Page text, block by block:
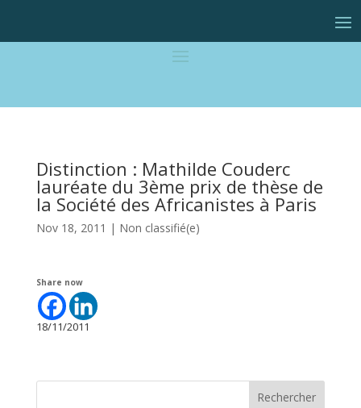
Distinction : Mathilde Couderc
lauréate du 3ème prix de thèse de
la Société des Africanistes à Paris
Nov 18, 2011 | Non classifié(e)
Share now
18/11/2011
Rechercher